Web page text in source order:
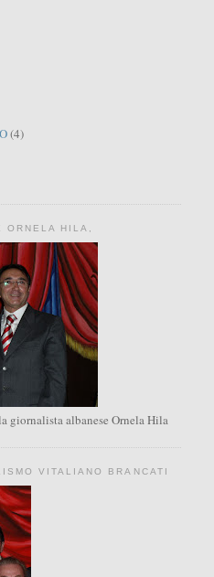
(4)
ORNELA HILA,
giornalista albanese Ornela Hila
VITALIANO BRANCATI